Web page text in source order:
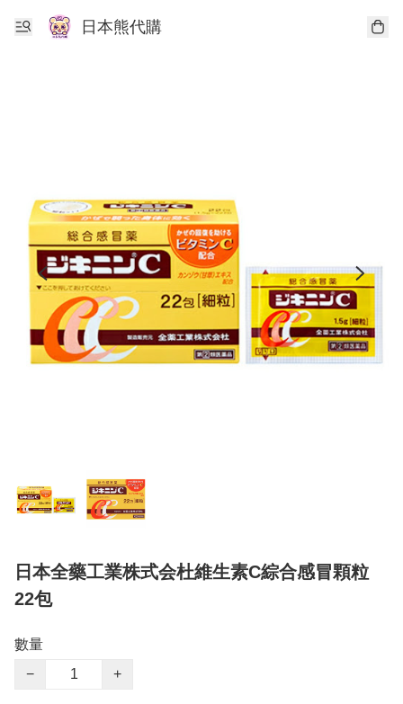
日本熊代購
日本全藥工業株式会杜維生素C綜合感冒顆粒
22包
數量
−
+